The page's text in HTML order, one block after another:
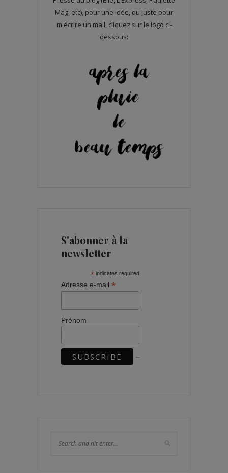
Mag, etc), pour une idée, ou juste pour
m'écrire un mail, cliquez sur le logo ci-
dessous:
S'abonner à la
newsletter
* indicates required
Adresse e-mail *
Prénom